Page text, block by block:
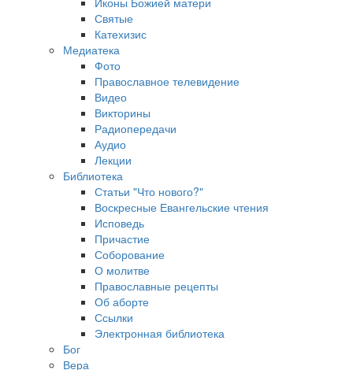
Святые
Катехизис
Медиатека
Фото
Православное телевидение
Видео
Викторины
Радиопередачи
Аудио
Лекции
Библиотека
Статьи "Что нового?"
Воскресные Евангельские чтения
Исповедь
Причастие
Соборование
О молитве
Православные рецепты
Об аборте
Ссылки
Электронная библиотека
Бог
Вера